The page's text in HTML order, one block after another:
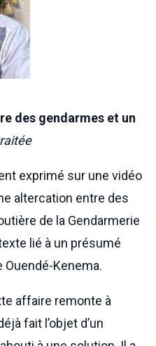
des gendarmes et un
exprimé sur une vidéo
altercation entre des
de la Gendarmerie
lié à un présumé
Ouendé-Kenema.
affaire remonte à
fait l’objet d’un